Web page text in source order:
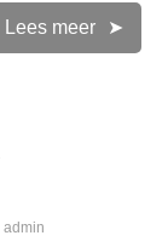
Lees meer
admin